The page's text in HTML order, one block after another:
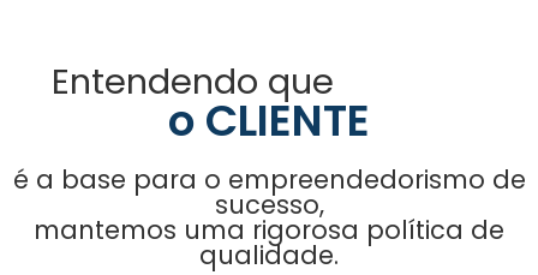
Entendendo que
o CLIENTE
é a base para o empreendedorismo de
sucesso,
mantemos uma rigorosa política de
qualidade.